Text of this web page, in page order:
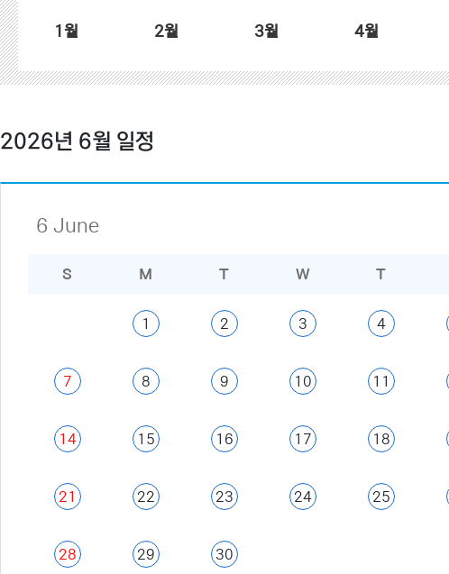
1월 2월 3월 4월
2026년 6월 일정
6 June
S M T W T
1 2 3 4
7 8 9 10 11
14 15 16 17 18
21 22 23 24 25
28 29 30